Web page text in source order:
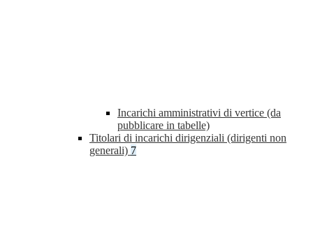
Incarichi amministrativi di vertice (da
pubblicare in tabelle)
Titolari di incarichi dirigenziali (dirigenti non
generali) 7